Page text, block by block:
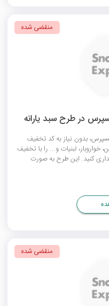
بدون نیاز بهکد تخفیف
لبنیات و... را با تخفیف
خریداری کنید. این طرح به صورت
منقضی شده
منقضی شده